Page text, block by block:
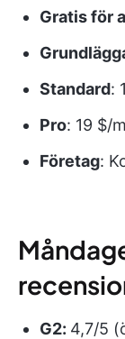
Gratis för
Standard:
Pro: 19 $/
Företag:
G2: 4,7/5